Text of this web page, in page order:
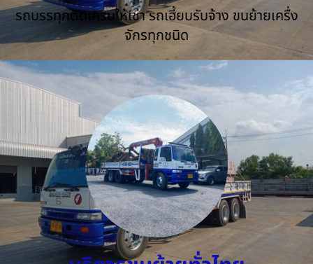
รถบรรทุกติดเครนให้เช่า รถเฮี้ยบรับจ้าง ขนย้ายเครื่ง
จักรทุกชนิด